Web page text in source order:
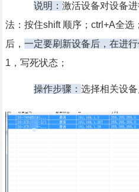
说明： 激活设备对设备
法：按住shift 顺序；ctrl+A全选
后， 一定要刷新设备后，在进
1，写死状态；
操作步骤： 选择相关设备